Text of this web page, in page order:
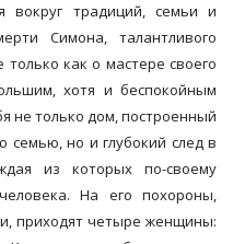
вокруг традиций, семьи и
Симона, талантливого
как о мастере своего
хотя и беспокойным
не только дом, построенный
семью, но и глубокий след в
из которых по-своему
На его похороны,
приходят четыре женщины: